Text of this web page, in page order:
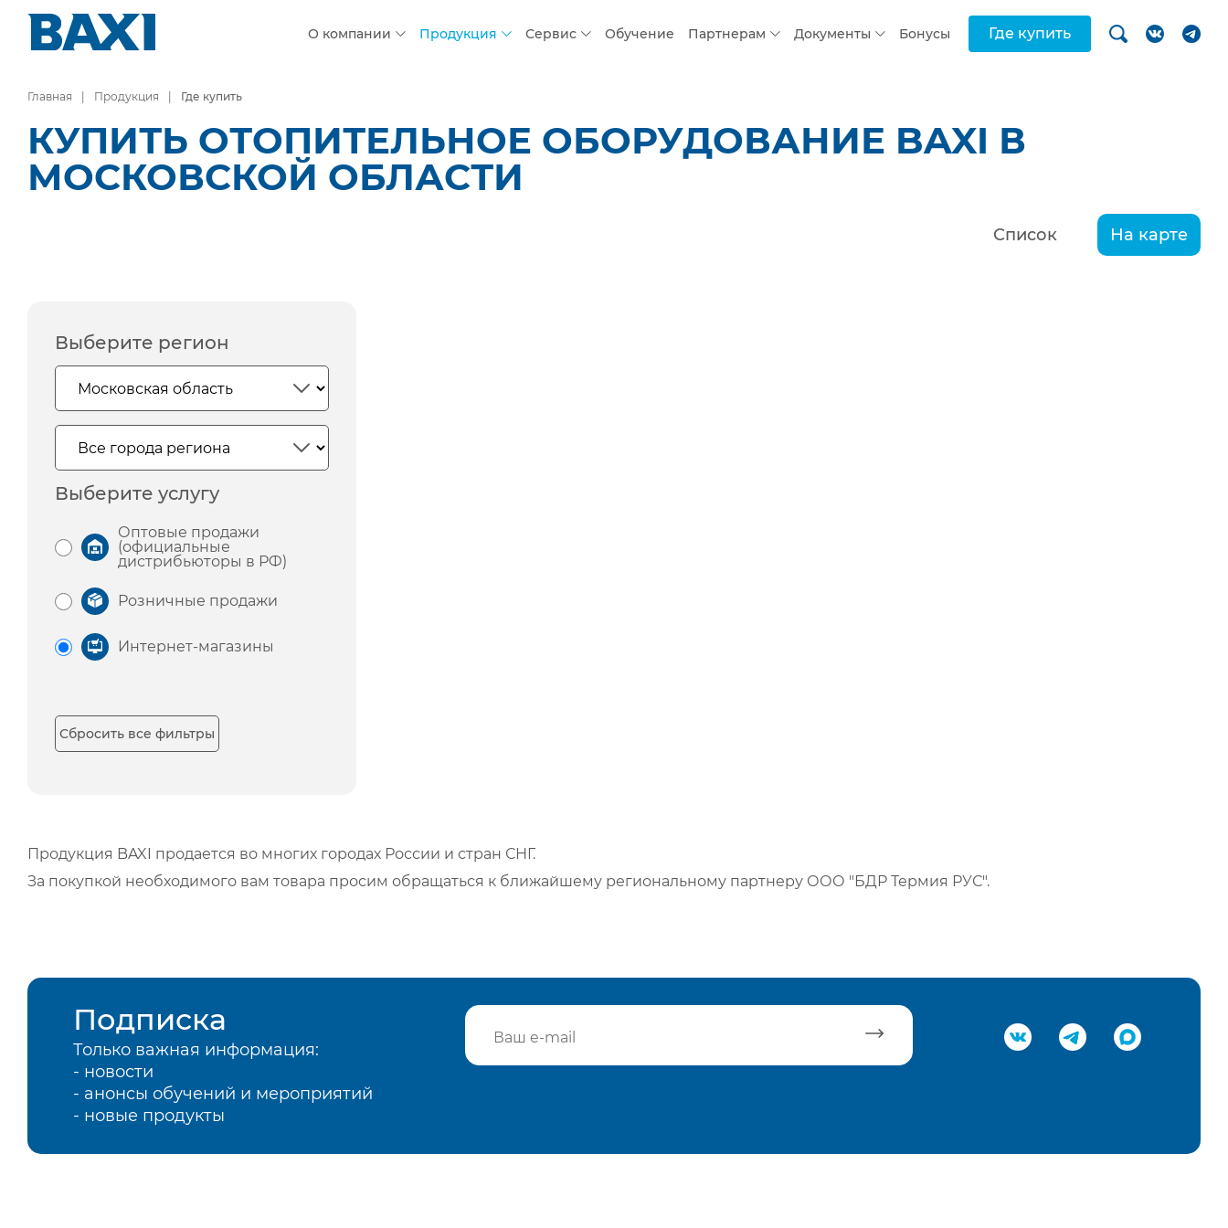
О компании Продукция Сервис Обучение Партнерам Документы Бонусы Где купить
Главная Продукция Где купить
КУПИТЬ ОТОПИТЕЛЬНОЕ ОБОРУДОВАНИЕ BAXI В
МОСКОВСКОЙ ОБЛАСТИ
Список На карте
Выберите регион
Выберите услугу
Оптовые продажи
(официальные
дистрибьюторы в РФ)
Розничные продажи
Интернет-магазины
Сбросить все фильтры
Продукция BAXI продается во многих городах России и стран СНГ.
За покупкой необходимого вам товара просим обращаться к ближайшему региональному партнеру ООО "БДР Термия РУС".
Подписка
Только важная информация:
- новости
- анонсы обучений и мероприятий
- новые продукты